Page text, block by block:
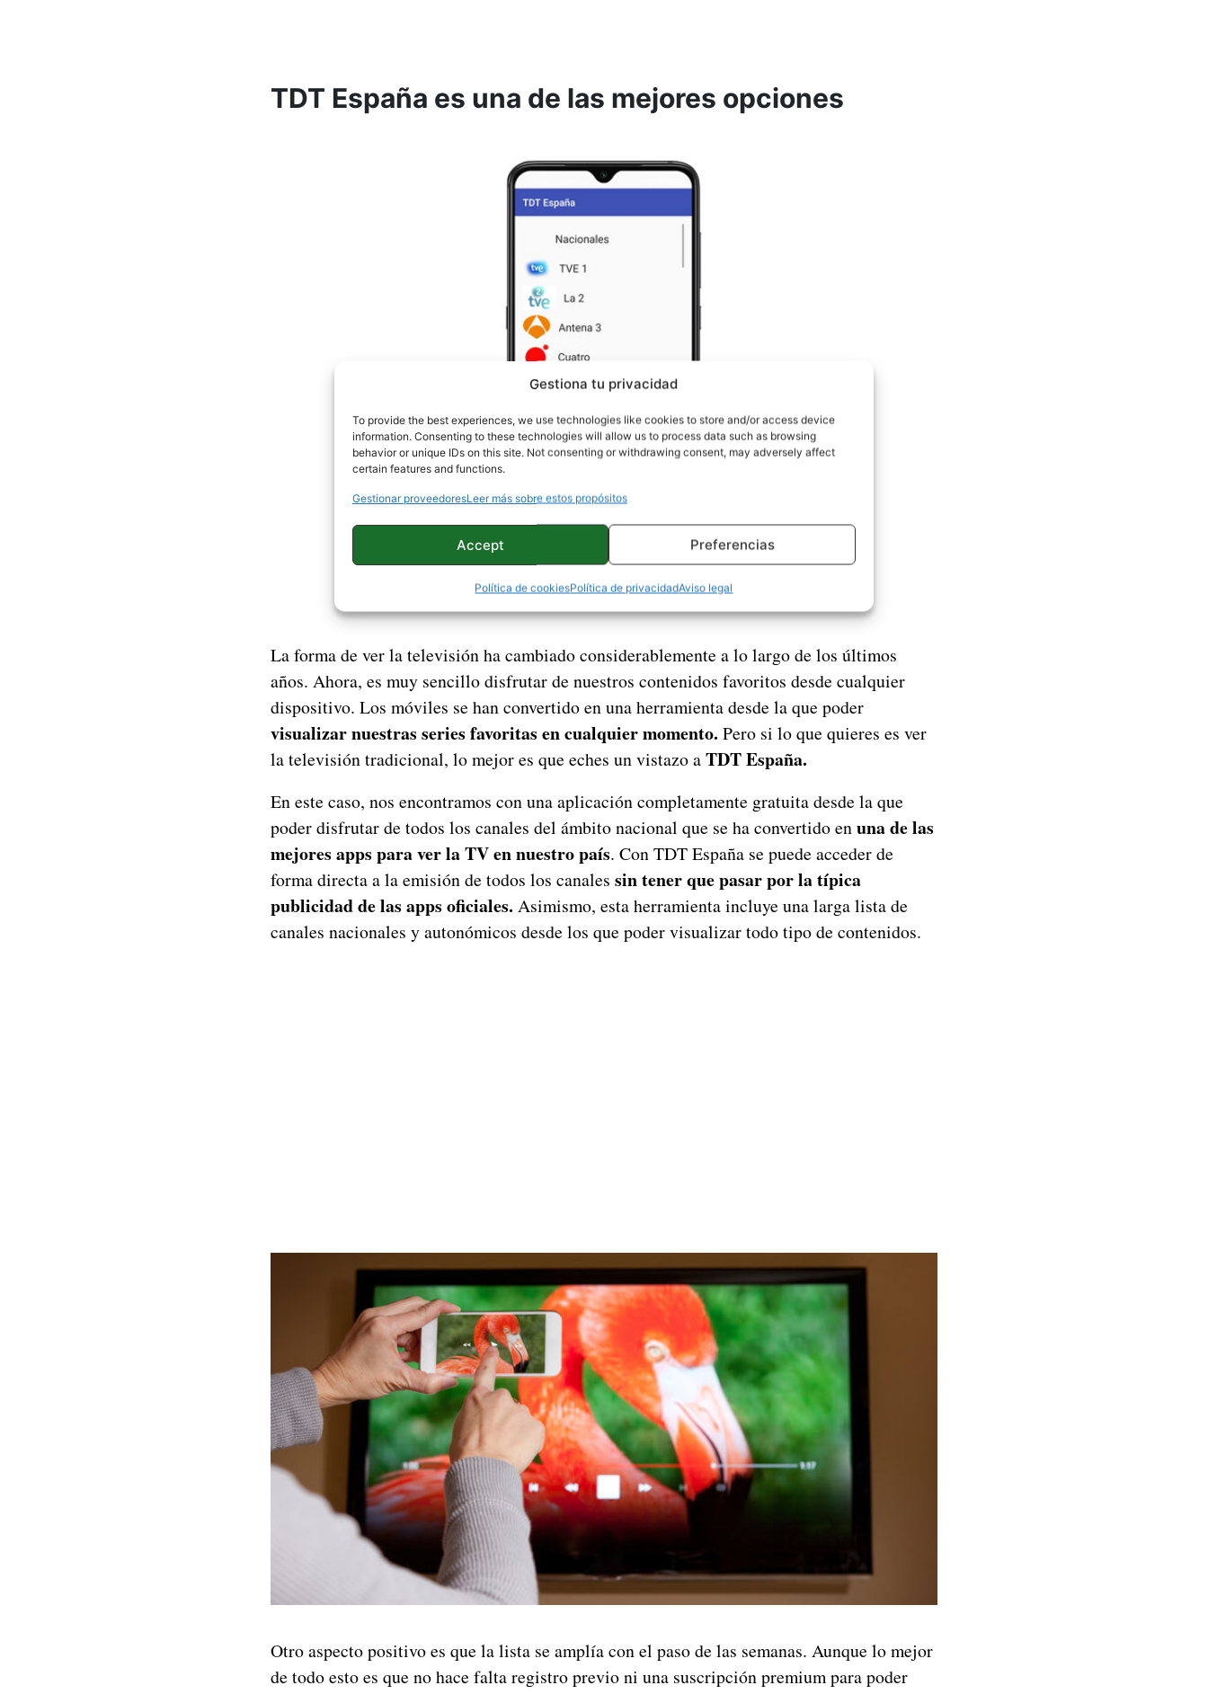
Gestiona tu privacidad
To provide the best experiences, we use technologies like cookies to store and/or access device
information. Consenting to these technologies will allow us to process data such as browsing
behavior or unique IDs on this site. Not consenting or withdrawing consent, may adversely affect
certain features and functions.
Gestionar proveedoresLeer más sobre estos propósitos
Accept Preferencias
Política de cookiesPolítica de privacidadAviso legal
TDT España es una de las mejores opciones
La forma de ver la televisión ha cambiado considerablemente a lo largo de los últimos
años. Ahora, es muy sencillo disfrutar de nuestros contenidos favoritos desde cualquier
dispositivo. Los móviles se han convertido en una herramienta desde la que poder
visualizar nuestras series favoritas en cualquier momento. Pero si lo que quieres es ver
la televisión tradicional, lo mejor es que eches un vistazo aTDT España.
En este caso, nos encontramos con una aplicación completamente gratuita desde la que
poder disfrutar de todos los canales del ámbito nacional que se ha convertido enuna de las
mejores apps para ver la TV en nuestro país. Con TDT España se puede acceder de
forma directa a la emisión de todos los canales sin tener que pasar por la típica
publicidad de las apps oficiales. Asimismo, esta herramienta incluye una larga lista de
canales nacionales y autonómicos desde los que poder visualizar todo tipo de contenidos.
Otro aspecto positivo es que la lista se amplía con el paso de las semanas. Aunque lo mejor
de todo esto es que no hace falta registro previo ni una suscripción premium para poder